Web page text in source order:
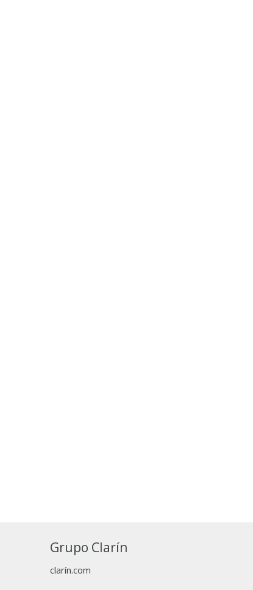
Grupo Clarín
clarín.com